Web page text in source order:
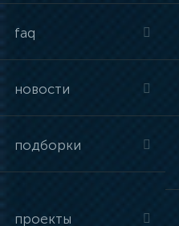
faq
новости
подборки
проекты